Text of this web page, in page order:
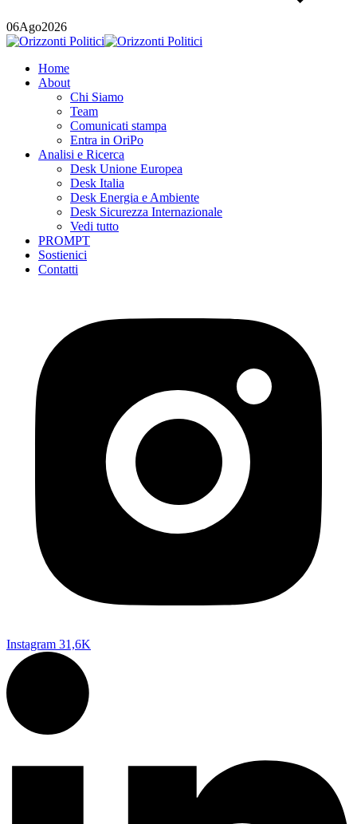
06Ago2026
Home
About
Chi Siamo
Team
Comunicati stampa
Entra in OriPo
Analisi e Ricerca
Desk Unione Europea
Desk Italia
Desk Energia e Ambiente
Desk Sicurezza Internazionale
Vedi tutto
PROMPT
Sostienici
Contatti
Instagram 31,6K